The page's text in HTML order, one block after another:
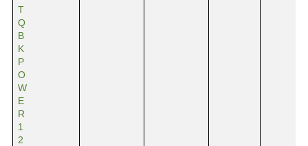
T
Q
B
K
P
O
W
E
R
1
2